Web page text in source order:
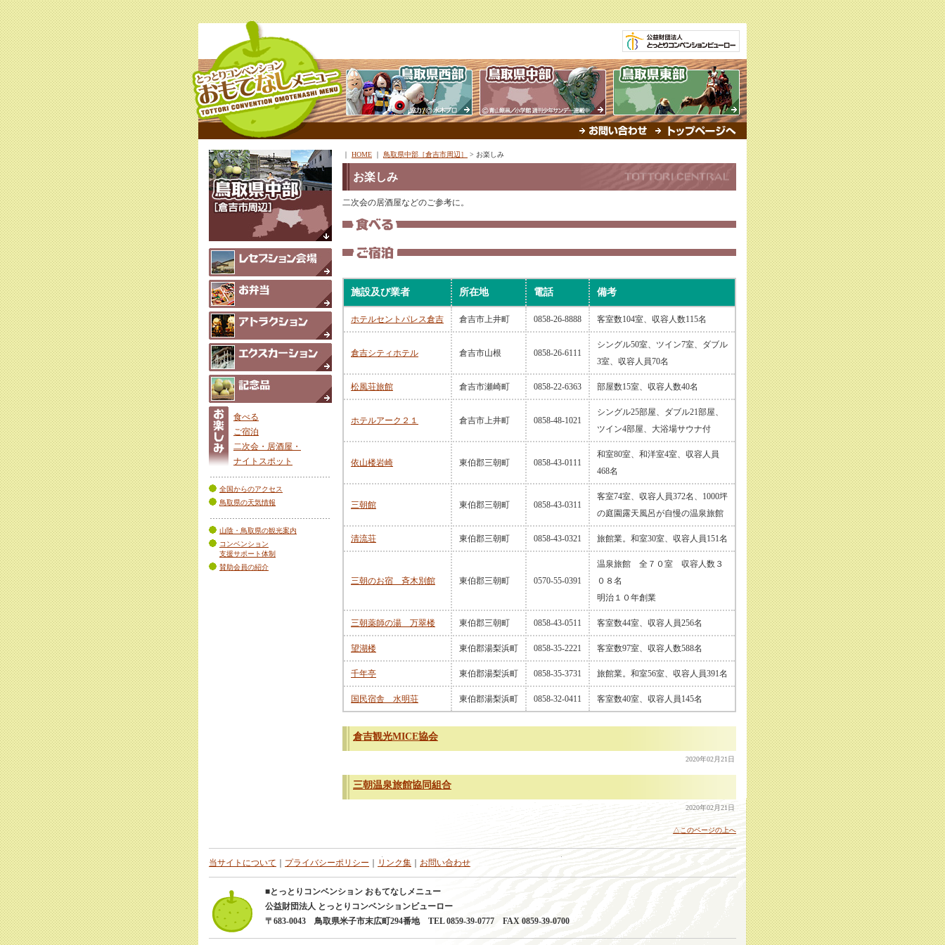
食べる
ご宿泊
二次会・居酒屋・
ナイトスポット
全国からのアクセス
鳥取県の天気情報
山陰・鳥取県の観光案内
コンベンション
支援サポート体制
賛助会員の紹介
｜ HOME ｜ 鳥取県中部［倉吉市周辺］ > お楽しみ
お楽しみ
二次会の居酒屋などのご参考に。
施設及び業者 所在地 電話 備考
ホテルセントパレス倉吉 倉吉市上井町 0858-26-8888 客室数104室、収容人数115名
倉吉シティホテル 倉吉市山根 0858-26-6111
シングル50室、ツイン7室、ダブル
3室、収容人員70名
松風荘旅館 倉吉市瀬崎町 0858-22-6363 部屋数15室、収容人数40名
ホテルアーク２１ 倉吉市上井町 0858-48-1021
シングル25部屋、ダブル21部屋、
ツイン4部屋、大浴場サウナ付
依山楼岩崎 東伯郡三朝町 0858-43-0111
和室80室、和洋室4室、収容人員
468名
三朝館 東伯郡三朝町 0858-43-0311
客室74室、収容人員372名、1000坪
の庭園露天風呂が自慢の温泉旅館
清流荘 東伯郡三朝町 0858-43-0321 旅館業。和室30室、収容人員151名
三朝のお宿 斉木別館 東伯郡三朝町 0570-55-0391
温泉旅館 全７０室 収容人数３
０８名
明治１０年創業
三朝薬師の湯 万翠楼 東伯郡三朝町 0858-43-0511 客室数44室、収容人員256名
望湖楼 東伯郡湯梨浜町 0858-35-2221 客室数97室、収容人数588名
千年亭 東伯郡湯梨浜町 0858-35-3731 旅館業。和室56室、収容人員391名
国民宿舎 水明荘 東伯郡湯梨浜町 0858-32-0411 客室数40室、収容人員145名
倉吉観光MICE協会
2020年02月21日
三朝温泉旅館協同組合
2020年02月21日
△このページの上へ
当サイトについて プライバシーポリシー リンク集 お問い合わせ
■とっとりコンベンション おもてなしメニュー
公益財団法人 とっとりコンベンションビューロー
〒683-0043 鳥取県米子市末広町294番地 TEL 0859-39-0777 FAX 0859-39-0700